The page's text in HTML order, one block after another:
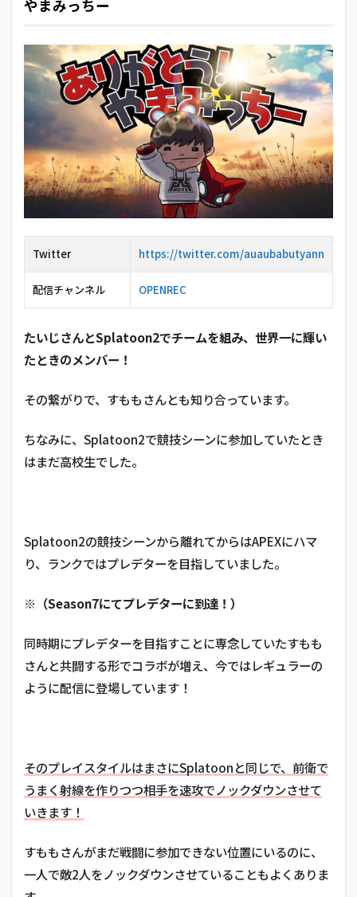
5
さ
ん
5.1
シン
（シ
ンマ
ス）
5.2
しゅ
らも
翔る
しゅ
らも
じ）
5.3
ファ
（て
ぃふ
ー）
5.4
guri
6
名
6.1
貴島
明日
香
みち
6.3
関口
メン
ー
6.4
やまみっちー
Twitter https://twitter.com/auaubabutyann
配信チャンネル OPENREC
たいじさんとSplatoon2でチームを組み、世界一に輝い
たときのメンバー！
その繋がりで、すももさんとも知り合っています。
ちなみに、Splatoon2で競技シーンに参加していたとき
はまだ高校生でした。
Splatoon2の競技シーンから離れてからはAPEXにハマ
り、ランクではプレデターを目指していました。
※（Season7にてプレデターに到達！）
同時期にプレデターを目指すことに専念していたすもも
さんと共闘する形でコラボが増え、今ではレギュラーの
ように配信に登場しています！
そのプレイスタイルはまさにSplatoonと同じで、前衛で
うまく射線を作りつつ相手を速攻でノックダウンさせて
いきます！
すももさんがまだ戦闘に参加できない位置にいるのに、
一人で敵2人をノックダウンさせていることもよくありま